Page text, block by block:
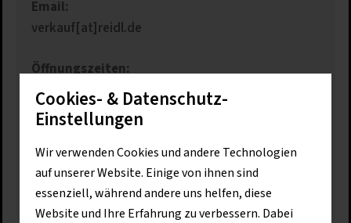
Email:
verkauf[at]reidl.de
Öffnungszeiten:
Mo - Do: 07:30 - 17:00 Uhr
Fr: 07:30 - 16:00 Uhr
Reidl GmbH & Co. KG
Kringeller Straße 80
94116 Hutthurm
Cookies- & Datenschutz-
Einstellungen
Wir verwenden Cookies und andere Technologien
auf unserer Website. Einige von ihnen sind
essenziell, während andere uns helfen, diese
Website und Ihre Erfahrung zu verbessern. Dabei